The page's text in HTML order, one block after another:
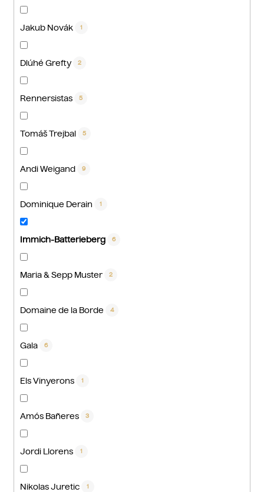
Jakub Novák 1
Dlúhé Grefty 2
Rennersistas 5
Tomáš Trejbal 5
Andi Weigand 9
Dominique Derain 1
Immich-Batterieberg 6
Maria & Sepp Muster 2
Domaine de la Borde 4
Gala 6
Els Vinyerons 1
Amós Bañeres 3
Jordi Llorens 1
Nikolas Juretic 1